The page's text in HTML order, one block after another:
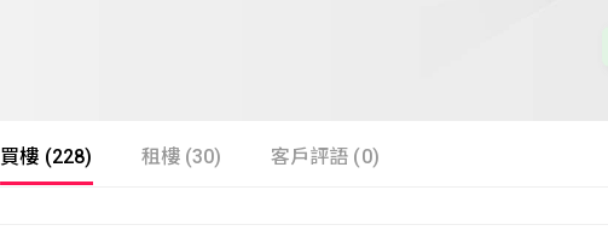
買樓 (228) 租樓 (30) 客戶評語 (0)